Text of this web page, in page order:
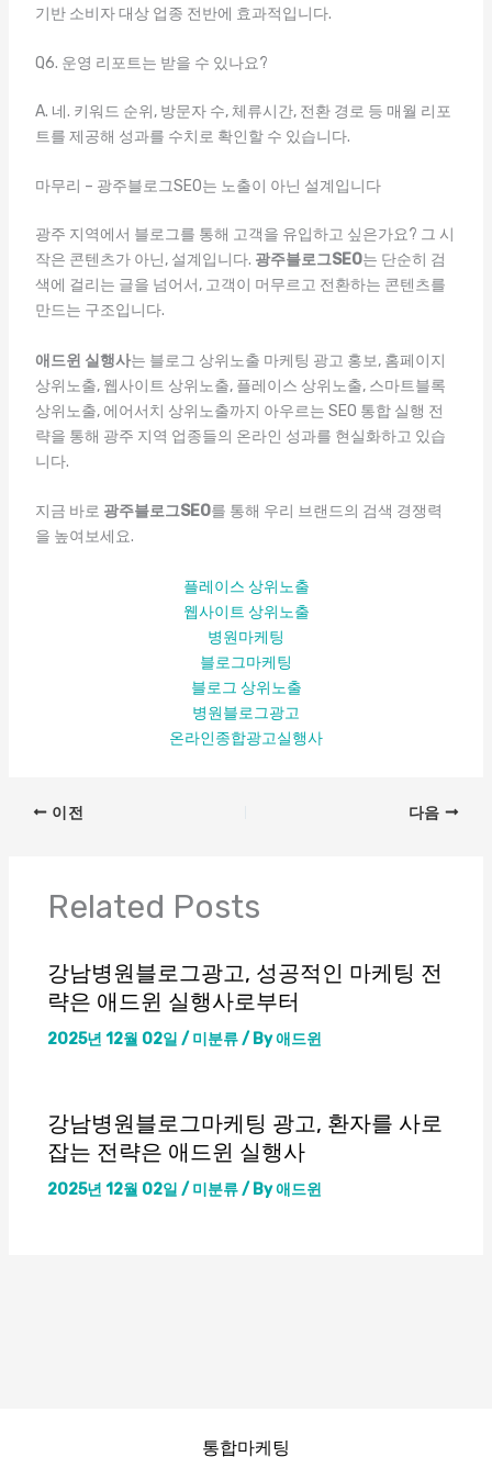
기반 소비자 대상 업종 전반에 효과적입니다.
Q6. 운영 리포트는 받을 수 있나요?
A. 네. 키워드 순위, 방문자 수, 체류시간, 전환 경로 등 매월 리포
트를 제공해 성과를 수치로 확인할 수 있습니다.
마무리 – 광주블로그SEO는 노출이 아닌 설계입니다
광주 지역에서 블로그를 통해 고객을 유입하고 싶은가요? 그 시
작은 콘텐츠가 아닌, 설계입니다. 광주블로그SEO는 단순히 검
색에 걸리는 글을 넘어서, 고객이 머무르고 전환하는 콘텐츠를
만드는 구조입니다.
애드윈 실행사는 블로그 상위노출 마케팅 광고 홍보, 홈페이지
상위노출, 웹사이트 상위노출, 플레이스 상위노출, 스마트블록
상위노출, 에어서치 상위노출까지 아우르는 SEO 통합 실행 전
략을 통해 광주 지역 업종들의 온라인 성과를 현실화하고 있습
니다.
지금 바로 광주블로그SEO를 통해 우리 브랜드의 검색 경쟁력
을 높여보세요.
플레이스 상위노출
웹사이트 상위노출
병원마케팅
블로그마케팅
블로그 상위노출
병원블로그광고
온라인종합광고실행사
이전 다음
Related Posts
강남병원블로그광고, 성공적인 마케팅 전
략은 애드윈 실행사로부터
2025년 12월 02일 / 미분류/ By애드윈
강남병원블로그마케팅 광고, 환자를 사로
잡는 전략은 애드윈 실행사
2025년 12월 02일 / 미분류/ By애드윈
통합마케팅